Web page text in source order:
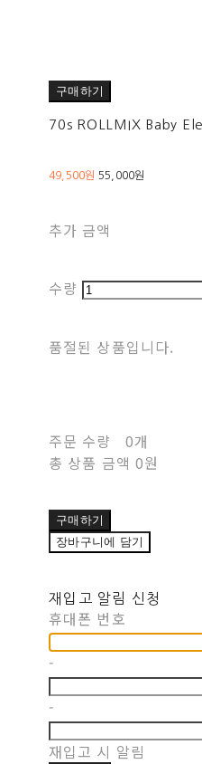
구매하기
70s ROLLMIX Baby
49,500원 55,000원
추가 금액
수량
품절된 상품입니다.
주문 수량
0개
총 상품 금액 0원
구매하기
장바구니에 담기
재입고 알림 신청
휴대폰 번호
-
-
재입고 시 알림